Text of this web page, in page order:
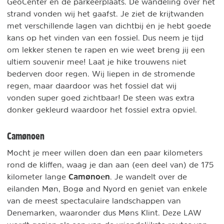
strand vonden wij het gaafst. Je ziet de krijtwanden
met verschillende lagen van dichtbij én je hebt goede
kans op het vinden van een fossiel. Dus neem je tijd
om lekker stenen te rapen en wie weet breng jij een
ultiem souvenir mee! Laat je hike trouwens niet
bederven door regen. Wij liepen in de stromende
regen, maar daardoor was het fossiel dat wij
vonden super goed zichtbaar! De steen was extra
donker gekleurd waardoor het fossiel extra opviel.
Camønoen
Mocht je meer willen doen dan een paar kilometers
rond de kliffen, waag je dan aan (een deel van) de 175
kilometer lange Camønoen . Je wandelt over de
eilanden Møn, Bogø and Nyord en geniet van enkele
van de meest spectaculaire landschappen van
Denemarken, waaronder dus Møns Klint. Deze LAW